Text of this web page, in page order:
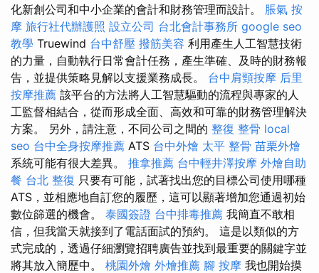
化新創公司和中小企業的會計和財務管理而設計。 脹氣 按
摩 旅行社代辦護照 設立公司 台北會計事務所 google seo
教學 Truewind 台中舒壓 撥筋美容 利用產生人工智慧技術
的力量，自動執行日常會計任務，產生準確、及時的財務報
告，並提供策略見解以支援業務成長。 台中肩頸按摩 后里
按摩推薦 該平台的方法將人工智慧驅動的流程與專家的人
工監督相結合，從而形成全面、高效和可靠的財務管理解決
方案。 另外，請注意，不同公司之間的 整復 整骨 local
seo 台中全身按摩推薦 ATS 台中外燴 太平 整骨 苗栗外燴
系統可能有很大差異。 推拿推薦 台中輕井澤按摩 外燴自助
餐 台北 整復 只要有可能，試著找出您的目標公司使用哪種
ATS，並相應地自訂您的履歷，這可以顯著增加您通過初始
數位篩選的機會。 泰國簽證 台中排毒推薦 我簡直不敢相
信，但我當天就接到了電話面試的預約。 這是以類似的方
式完成的，透過仔細瀏覽招聘廣告並找到最重要的關鍵字並
將其放入簡歷中。 桃園外燴 外燴推薦 腳 按摩 我也開始摸